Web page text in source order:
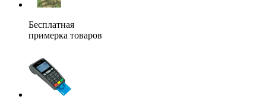
Бесплатная
примерка товаров